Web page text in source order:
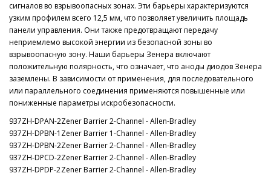
сигналов во взрывоопасных зонах. Эти барьеры характеризуются
узким профилем всего 12,5 мм, что позволяет увеличить площадь
панели управления. Они также предотвращают передачу
неприемлемо высокой энергии из безопасной зоны во
взрывоопасную зону. Наши барьеры Зенера включают
положительную полярность, что означает, что аноды диодов Зенера
заземлены. В зависимости от применения, для последовательного
или параллельного соединения применяются повышенные или
пониженные параметры искробезопасности.
937ZH-DPAN-2Zener Barrier 2-Channel - Allen-Bradley
937ZH-DPBN-1 Zener Barrier 1-Channel - Allen-Bradley
937ZH-DPBN-2Zener Barrier 2-Channel - Allen-Bradley
937ZH-DPCD-2Zener Barrier 2-Channel - Allen-Bradley
937ZH-DPDP-2Zener Barrier 2-Channel - Allen-Bradley